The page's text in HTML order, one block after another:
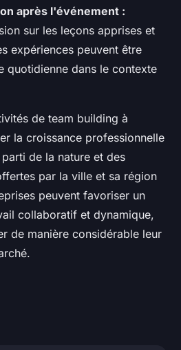
après l'événement :
sur les leçons apprises et
expériences peuvent être
quotidienne dans le contexte
de team building à
la croissance professionnelle
de la nature et des
par la ville et sa région
peuvent favoriser un
collaboratif et dynamique,
de manière considérable leur